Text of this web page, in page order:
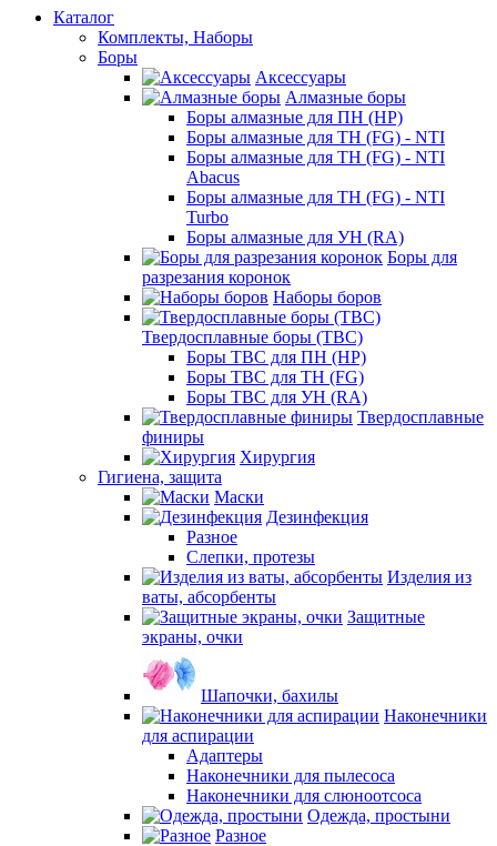
Каталог
Комплекты, Наборы
Боры
Аксессуары
Алмазные боры
Боры алмазные для ПН (HP)
Боры алмазные для ТН (FG) - NTI
Боры алмазные для ТН (FG) - NTI
Abacus
Боры алмазные для ТН (FG) - NTI
Turbo
Боры алмазные для УН (RA)
Боры для
разрезания коронок
Наборы боров
Твердосплавные боры (ТВС)
Боры ТВС для ПН (HP)
Боры ТВС для ТН (FG)
Боры ТВС для УН (RA)
Твердосплавные
финиры
Хирургия
Гигиена, защита
Маски
Дезинфекция
Разное
Слепки, протезы
Изделия из
ваты, абсорбенты
Защитные
экраны, очки
Шапочки, бахилы
Наконечники
для аспирации
Адаптеры
Наконечники для пылесоса
Наконечники для слюноотсоса
Одежда, простыни
Разное